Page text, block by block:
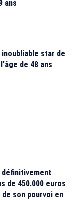
ans
inoubliable star de
de 48 ans
définitivement
de 450.000 euros
son pourvoi en